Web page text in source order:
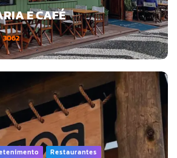
E CAFÉ
3062
Restaurantes